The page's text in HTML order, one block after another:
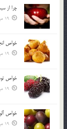
چرا از
19 مرداد 03
خواص
19 مرداد 03
خواص
19 مرداد 03
خواص آلو
19 مرداد 03